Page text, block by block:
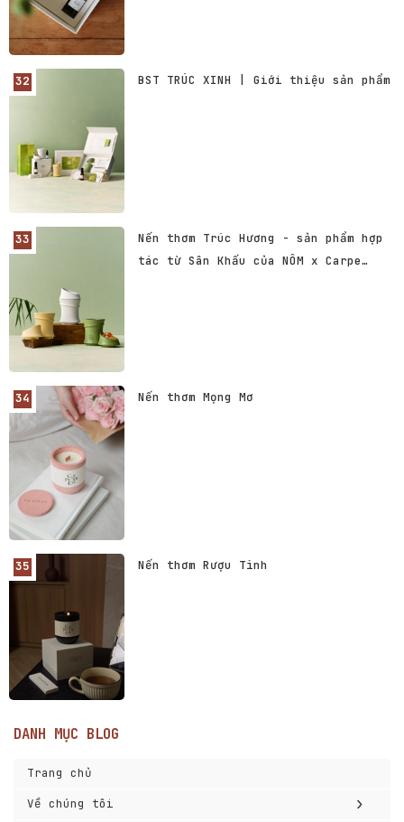
BST TRÚC XINH | Giới thiệu sản phẩm
Nến thơm Trúc Hương - sản phẩm hợp
tác từ Sân Khấu của NÔM x Carpe
Nến thơm Mọng Mơ
Nến thơm Rượu Tình
DANH MỤC BLOG
Trang chủ
Về chúng tôi
›